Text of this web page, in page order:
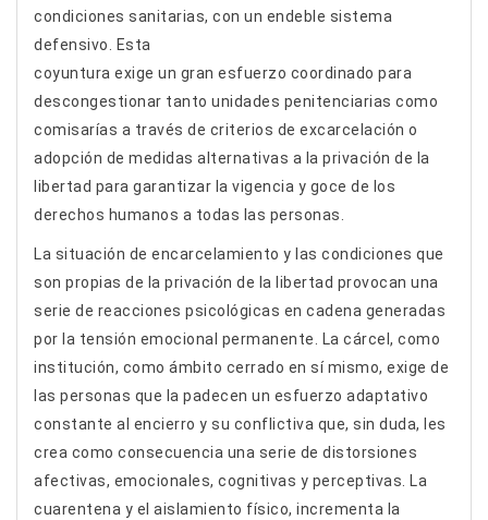
condiciones sanitarias, con un endeble sistema
defensivo. Esta
coyuntura exige un gran esfuerzo coordinado para
descongestionar tanto unidades penitenciarias como
comisarías a través de criterios de excarcelación o
adopción de medidas alternativas a la privación de la
libertad para garantizar la vigencia y goce de los
derechos humanos a todas las personas.
La situación de encarcelamiento y las condiciones que
son propias de la privación de la libertad provocan una
serie de reacciones psicológicas en cadena generadas
por la tensión emocional permanente. La cárcel, como
institución, como ámbito cerrado en sí mismo, exige de
las personas que la padecen un esfuerzo adaptativo
constante al encierro y su conflictiva que, sin duda, les
crea como consecuencia una serie de distorsiones
afectivas, emocionales, cognitivas y perceptivas. La
cuarentena y el aislamiento físico, incrementa la